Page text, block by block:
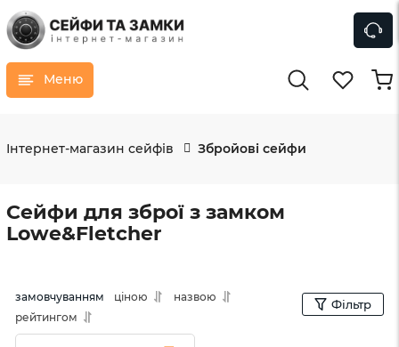
Меню
Інтернет-магазин сейфів Збройові сейфи
Сейфи для зброї з замком
Lowe&Fletcher
замовчуванням ціною
назвою
рейтингом
Фільтр